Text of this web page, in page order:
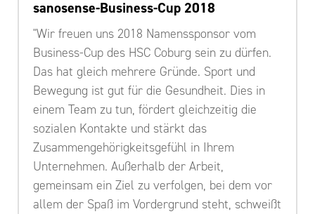
sanosense-Business-Cup 2018
"Wir freuen uns 2018 Namenssponsor vom
Business-Cup des HSC Coburg sein zu dürfen.
Das hat gleich mehrere Gründe. Sport und
Bewegung ist gut für die Gesundheit. Dies in
einem Team zu tun, fördert gleichzeitig die
sozialen Kontakte und stärkt das
Zusammengehörigkeitsgefühl in Ihrem
Unternehmen. Außerhalb der Arbeit,
gemeinsam ein Ziel zu verfolgen, bei dem vor
allem der Spaß im Vordergrund steht, schweißt